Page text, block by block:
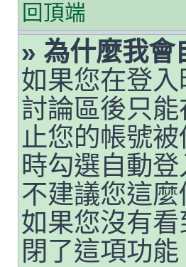
回頂端
» 為什麼我會
如果您在登
討論區後只
止您的帳號
時勾選自動
不建議您這
如果您沒有
閉了這項功能